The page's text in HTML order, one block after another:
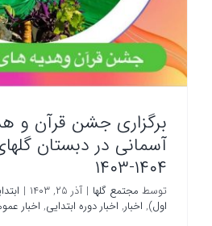
برگزاری جشن قرآن و
آسمانی در دبستان
۱۴۰۴-۱۴۰۳
توسط مجتمع گلها | آذر ۲۵, ۱۴۰۳ |
اول), اخبار, اخبار دوره ابتدایی, اخبار